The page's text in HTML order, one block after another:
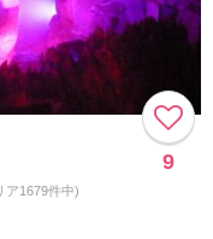
9
ア1679件中)